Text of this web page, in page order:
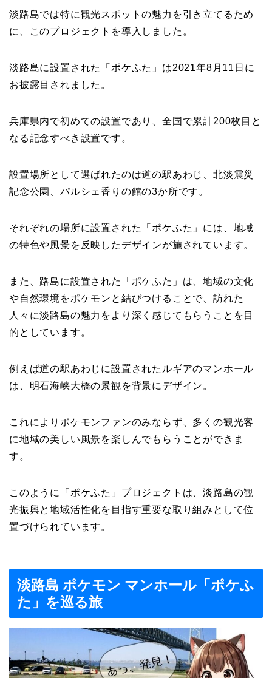
淡路島では特に観光スポットの魅力を引き立てるため
に、このプロジェクトを導入しました。
淡路島に設置された「ポケふた」は2021年8月11日に
お披露目されました。
兵庫県内で初めての設置であり、全国で累計200枚目と
なる記念すべき設置です。
設置場所として選ばれたのは道の駅あわじ、北淡震災
記念公園、パルシェ香りの館の3か所です。
それぞれの場所に設置された「ポケふた」には、地域
の特色や風景を反映したデザインが施されています。
また、路島に設置された「ポケふた」は、地域の文化
や自然環境をポケモンと結びつけることで、訪れた
人々に淡路島の魅力をより深く感じてもらうことを目
的としています。
例えば道の駅あわじに設置されたルギアのマンホール
は、明石海峡大橋の景観を背景にデザイン。
これによりポケモンファンのみならず、多くの観光客
に地域の美しい風景を楽しんでもらうことができま
す。
このように「ポケふた」プロジェクトは、淡路島の観
光振興と地域活性化を目指す重要な取り組みとして位
置づけられています。
淡路島 ポケモン マンホール「ポケふ
た」を巡る旅